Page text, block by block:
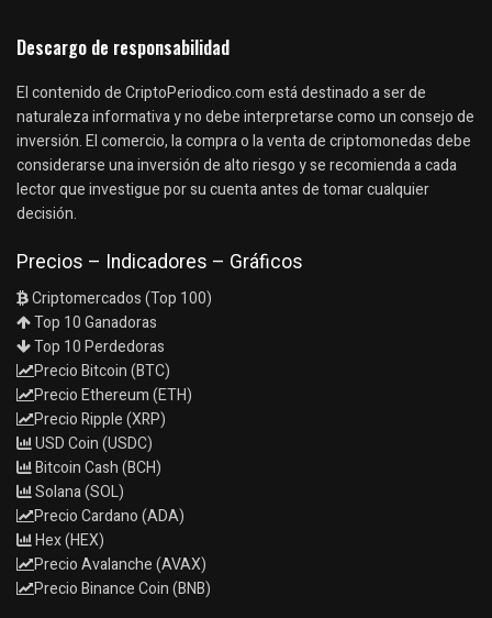
Descargo de responsabilidad
El contenido de CriptoPeriodico.com está destinado a ser de
naturaleza informativa y no debe interpretarse como un consejo de
inversión. El comercio, la compra o la venta de criptomonedas debe
considerarse una inversión de alto riesgo y se recomienda a cada
lector que investigue por su cuenta antes de tomar cualquier
decisión.
Precios – Indicadores – Gráficos
Criptomercados (Top 100)
Top 10 Ganadoras
Top 10 Perdedoras
Precio Bitcoin (BTC)
Precio Ethereum (ETH)
Precio Ripple (XRP)
USD Coin (USDC)
Bitcoin Cash (BCH)
Solana (SOL)
Precio Cardano (ADA)
Hex (HEX)
Precio Avalanche (AVAX)
Precio Binance Coin (BNB)